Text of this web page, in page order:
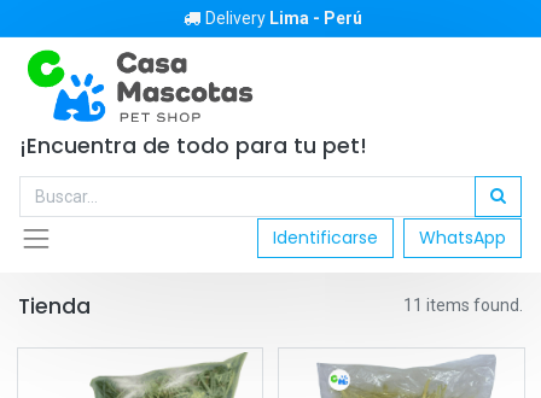
Delivery Lima - Perú
¡Encuentra de todo para tu pet!
Identificarse WhatsApp
Tienda 11 items found.